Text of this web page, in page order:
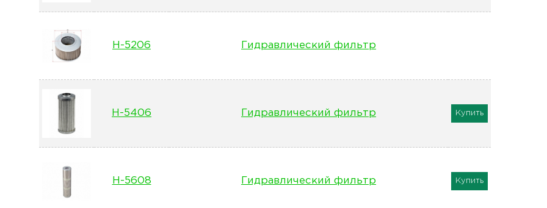
H-5206 Гидравлический фильтр
H-5406 Гидравлический фильтр Купить
H-5608 Гидравлический фильтр Купить